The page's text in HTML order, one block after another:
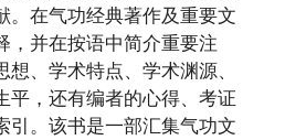
。在气功经典著作及重要文
，并在按语中简介重要注
、学术特点、学术渊源、
平，还有编者的心得、考证
引。该书是一部汇集气功文